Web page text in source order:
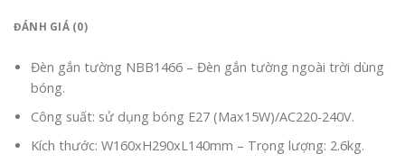
ĐÁNH GIÁ (0)
Đèn gắn tường NBB1466 – Đèn gắn tường ngoài trời dùng
bóng.
Công suất: sử dụng bóng E27 (Max15W)/AC220-240V.
Kích thước: W160xH290xL140mm – Trọng lượng: 2.6kg.